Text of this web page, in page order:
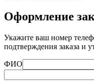
Оформление
Укажите ваш номер
подтверждения заказа и
ФИО